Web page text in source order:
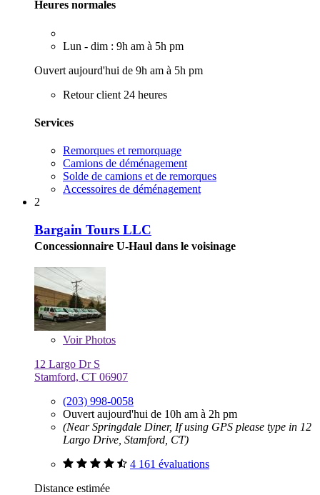
Heures normales
Lun - dim : 9h am à 5h pm
Ouvert aujourd'hui de 9h am à 5h pm
Retour client 24 heures
Services
Remorques et remorquage
Camions de déménagement
Solde de camions et de remorques
Accessoires de déménagement
2
Bargain Tours LLC
Concessionnaire U-Haul dans le voisinage
VoirPhotos
12 Largo Dr S
Stamford, CT 06907
(203) 998-0058
Ouvert aujourd'hui de 10h am à 2h pm
(Near Springdale Diner, If using GPS please type in 12
Largo Drive, Stamford, CT)
4 161 évaluations
Distance estimée